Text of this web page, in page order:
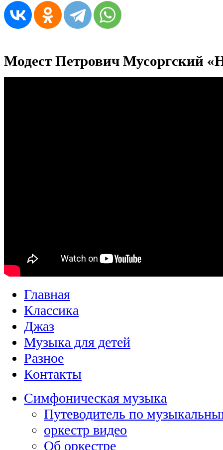
Модест Петрович Мусоргский
Главная
Классика
Джаз
Музыка для детей
Разное
Контакты
Симфоническая музыка
Путеводитель по
оркестр видео
Об оркестре